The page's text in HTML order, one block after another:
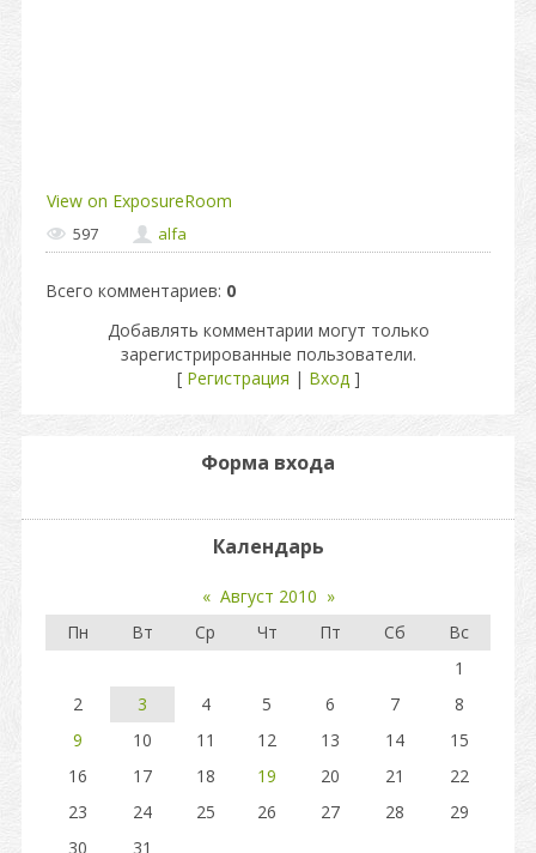
View on ExposureRoom
597 alfa
Всего комментариев: 0
Добавлять комментарии могут только
зарегистрированные пользователи.
[ Регистрация | Вход]
Форма входа
Календарь
« Август 2010 »
Пн
Вт Ср Чт Пт Сб
Вс
1
2
3 4 5 6 7
8
9
10 11 12 13 14
15
16
17 18 19 20 21
22
23
24 25 26 27 28
29
30
31